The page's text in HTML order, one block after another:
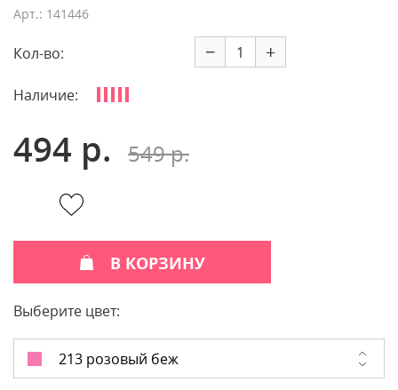
Арт.: 141446
Кол-во: − +
Наличие:
494 р. 549 р.
В КОРЗИНУ
Выберите цвет:
213 розовый беж